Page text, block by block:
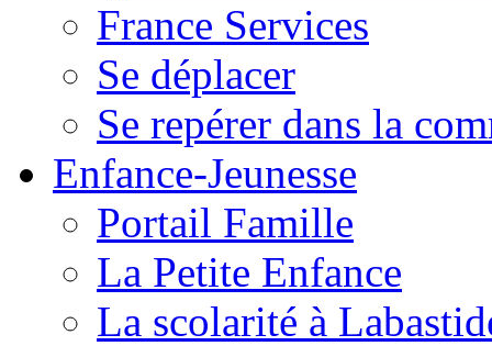
France Services
Se déplacer
Se repérer dans la
Enfance-Jeunesse
Portail Famille
La Petite Enfance
La scolarité à